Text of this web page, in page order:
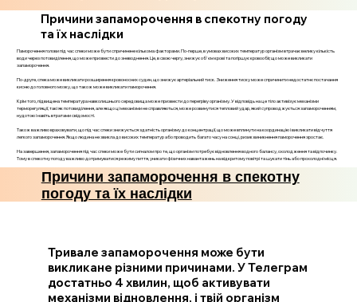
Причини запаморочення в спекотну погоду
та їх наслідки
Паморочення голови під час спеки може бути спричинене кількома факторами. По-перше, в умовах високих температур організм втрачає велику кількість
води через потовиділення, що може призвести до зневоднення. Це, в свою чергу, знижує об'єм крові та погіршує кровообіг, що може викликати
запаморочення.
По-друге, спека може викликати розширення кровоносних судин, що знижує артеріальний тиск. Зниження тиску може спричинити недостатнє постачання
кисню до головного мозку, що також може викликати паморочення.
Крім того, підвищена температура навколишнього середовища може призвести до перегріву організму. У відповідь на це тіло активізує механізми
терморегуляції, такі як потовиділення, але якщо ці механізми не справляються, може розвинутися тепловий удар, який супроводжується запамороченням,
нудотою і навіть втратами свідомості.
Також важливо враховувати, що під час спеки знижується здатність організму до концентрації, що може вплинути на координацію і викликати відчуття
легкого запаморочення. Якщо людина не звикла до високих температур або проводить багато часу на сонці, ризик виникнення паморочення зростає.
На завершення, запаморочення під час спеки може бути сигналом про те, що організм потребує відновлення водного балансу, охолодження та відпочинку.
Тому в спекотну погоду важливо дотримуватися режиму пиття, уникати фізичних навантажень на відкритому повітрі та шукати тінь або прохолодні місця.
Причини запаморочення в спекотну
погоду та їх наслідки
Тривале запаморочення може бути
викликане різними причинами. У Телеграм
достатньо 4 хвилин, щоб активувати
механізми відновлення, і твій організм